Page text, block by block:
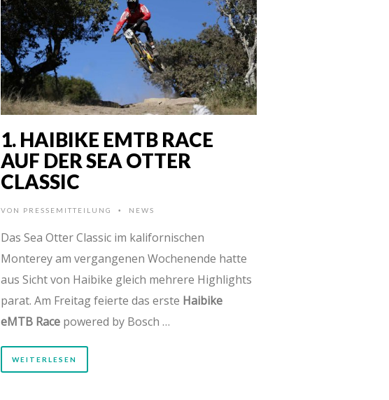
1. HAIBIKE EMTB RACE
AUF DER SEA OTTER
CLASSIC
VON PRESSEMITTEILUNG • NEWS
Das Sea Otter Classic im kalifornischen
Monterey am vergangenen Wochenende hatte
aus Sicht von Haibike gleich mehrere Highlights
parat. Am Freitag feierte das erste Haibike
eMTB Race powered by Bosch …
WEITERLESEN